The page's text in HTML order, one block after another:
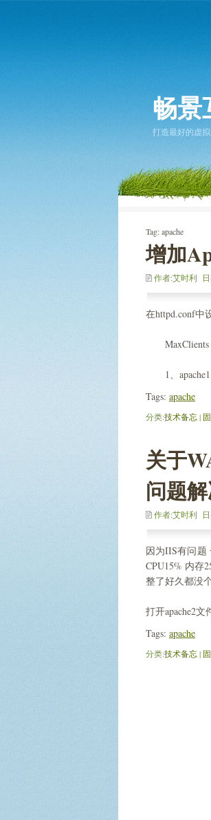
畅景
打造最好的虚拟
Tag: apache
增加
作者:艾时利 日
在httpd.conf中
MaxClients
1、
Tags: apache
分类:技术备忘|
关于
问题
作者:艾时利 日
因为IIS有问题
CPU15% 内存
整了好久都没
打开apache2
Tags: apache
分类:技术备忘|